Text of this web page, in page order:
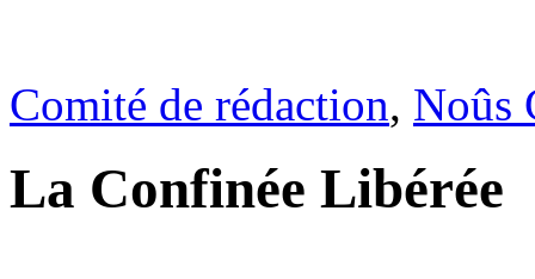
Comité de rédaction, Noûs
La Confinée Libérée